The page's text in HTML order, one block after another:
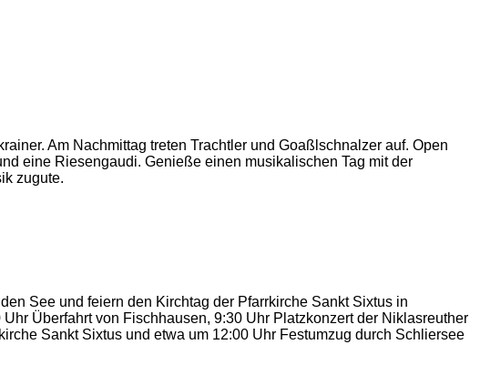
Am Nachmittag treten Trachtler und Goaßlschnalzer auf. Open
eine Riesengaudi. Genieße einen musikalischen Tag mit der
zugute.
See und feiern den Kirchtag der Pfarrkirche Sankt Sixtus in
Überfahrt von Fischhausen, 9:30 Uhr Platzkonzert der Niklasreuther
Sankt Sixtus und etwa um 12:00 Uhr Festumzug durch Schliersee